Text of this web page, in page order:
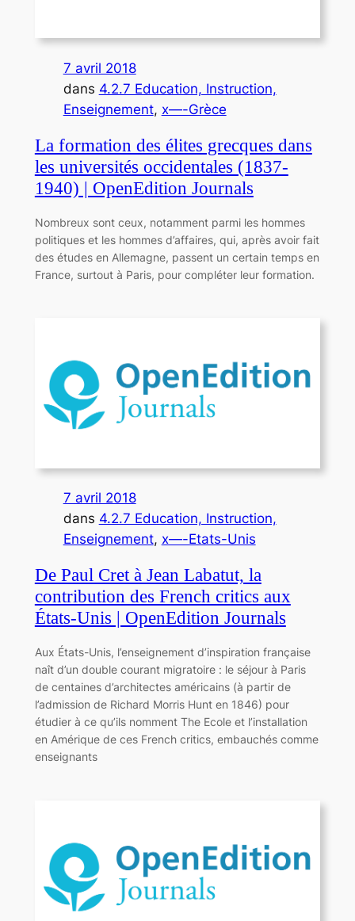
7 avril 2018
dans 4.2.7 Education, Instruction,
Enseignement, x—-Grèce
La formation des élites grecques dans
les universités occidentales (1837-
1940) | OpenEdition Journals
Nombreux sont ceux, notamment parmi les hommes
politiques et les hommes d’affaires, qui, après avoir fait
des études en Allemagne, passent un certain temps en
France, surtout à Paris, pour compléter leur formation.
7 avril 2018
dans 4.2.7 Education, Instruction,
Enseignement, x—-Etats-Unis
De Paul Cret à Jean Labatut, la
contribution des French critics aux
États-Unis | OpenEdition Journals
Aux États-Unis, l’enseignement d’inspiration française
naît d’un double courant migratoire : le séjour à Paris
de centaines d’architectes américains (à partir de
l’admission de Richard Morris Hunt en 1846) pour
étudier à ce qu’ils nomment The Ecole et l’installation
en Amérique de ces French critics, embauchés comme
enseignants